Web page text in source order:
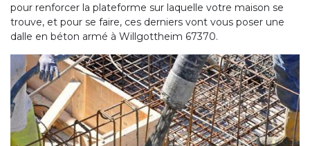
pour renforcer la plateforme sur laquelle votre maison se
trouve, et pour se faire, ces derniers vont vous poser une
dalle en béton armé à Willgottheim 67370.